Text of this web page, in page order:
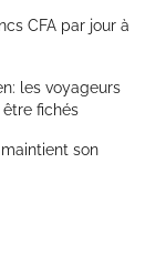
CFA par jour à
les voyageurs
fichés
son